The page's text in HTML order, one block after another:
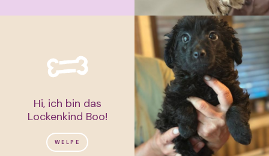
Hi, ich bin das
Lockenkind Boo!
WELPE